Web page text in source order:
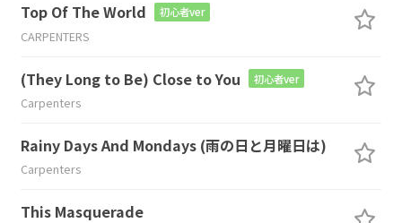
Top Of The World 初心者ver
CARPENTERS
(They Long to Be) Close to You 初心者ver
Carpenters
Rainy Days And Mondays (雨の日と月曜日は)
Carpenters
This Masquerade